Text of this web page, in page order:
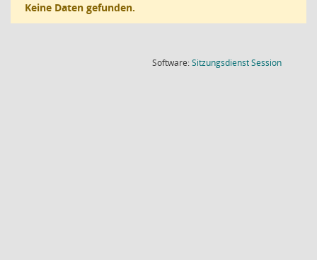
Keine Daten gefunden.
Software:SitzungsdienstSession(Wird in